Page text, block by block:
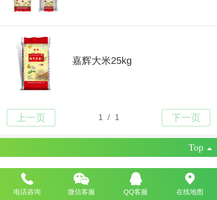
嘉辉大米25kg
Top
技术支持：江苏百亚科技 技术支持
电话咨询
微信客服 QQ客服 在线地图